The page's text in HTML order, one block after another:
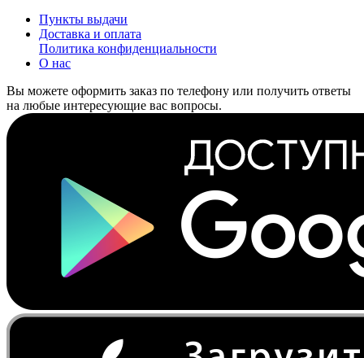
Пункты выдачи
Доставка и оплата
Политика конфиденциальности
О нас
Вы можете оформить заказ по телефону или получить ответы
на любые интересующие вас вопросы.